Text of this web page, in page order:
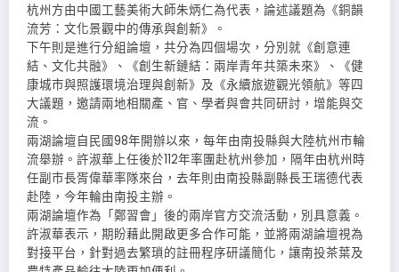
杭州方由中國工藝美術大師朱炳仁為代表，論述議題為《銅韻
流芳：文化景觀中的傳承與創新》。
下午則是進行分組論壇，共分為四個場次，分別就《創意連
結、文化共融》、《創生新鏈結：兩岸青年共築未來》、《健
康城市與照護環境治理與創新》及《永續旅遊觀光領航》等四
大議題，邀請兩地相關產、官、學者與會共同研討，增能與交
流。
兩湖論壇自民國98年開辦以來，每年由南投縣與大陸杭州市輪
流舉辦。許淑華上任後於112年率團赴杭州參加，隔年由杭州時
任副市長胥偉華率隊來台，去年則由南投縣副縣長王瑞德代表
赴陸，今年輪由南投主辦。
兩湖論壇作為「鄭習會」後的兩岸官方交流活動，別具意義。
許淑華表示，期盼藉此開啟更多合作可能，並將兩湖論壇視為
對接平台，針對過去繁瑣的註冊程序研議簡化，讓南投茶葉及